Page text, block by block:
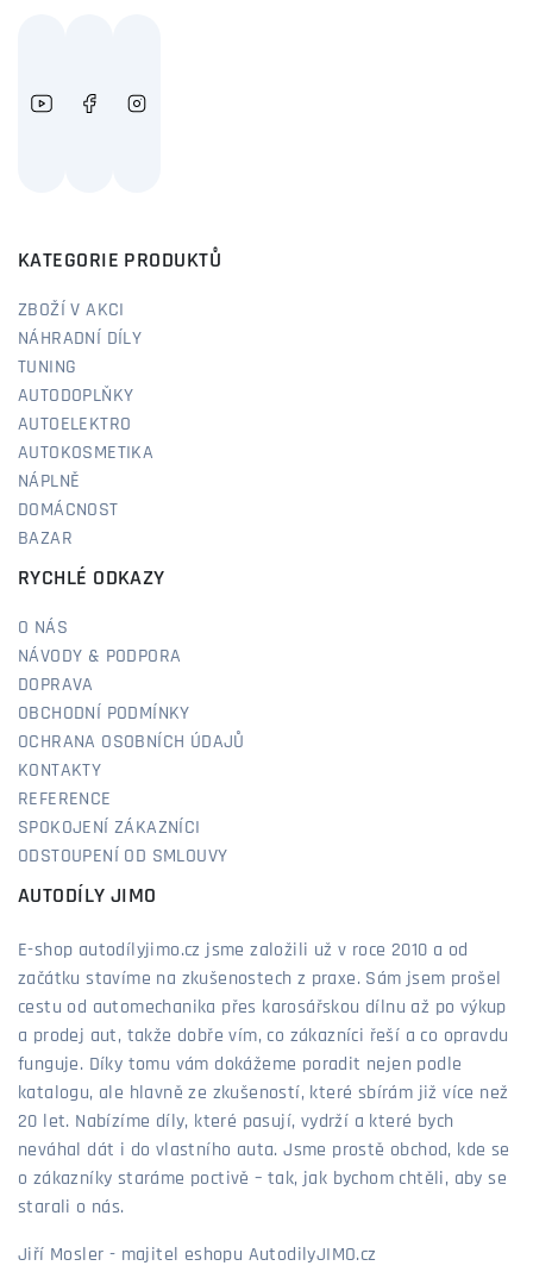
KATEGORIE PRODUKTŮ
ZBOŽÍ V AKCI
NÁHRADNÍ DÍLY
TUNING
AUTODOPLŇKY
AUTOELEKTRO
AUTOKOSMETIKA
NÁPLNĚ
DOMÁCNOST
BAZAR
RYCHLÉ ODKAZY
O NÁS
NÁVODY & PODPORA
DOPRAVA
OBCHODNÍ PODMÍNKY
OCHRANA OSOBNÍCH ÚDAJŮ
KONTAKTY
REFERENCE
SPOKOJENÍ ZÁKAZNÍCI
ODSTOUPENÍ OD SMLOUVY
AUTODÍLY JIMO
E-shop autodílyjimo.cz jsme založili už v roce 2010 a od
začátku stavíme na zkušenostech z praxe. Sám jsem prošel
cestu od automechanika přes karosářskou dílnu až po výkup
a prodej aut, takže dobře vím, co zákazníci řeší a co opravdu
funguje. Díky tomu vám dokážeme poradit nejen podle
katalogu, ale hlavně ze zkušeností, které sbírám již více než
20 let. Nabízíme díly, které pasují, vydrží a které bych
neváhal dát i do vlastního auta. Jsme prostě obchod, kde se
o zákazníky staráme poctivě – tak, jak bychom chtěli, aby se
starali o nás.
Jiří Mosler - majitel eshopu AutodilyJIMO.cz